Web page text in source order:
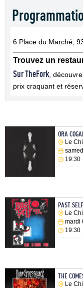
6 Place du Marché,
Trouvez un
Sur TheFork ,
prix craquant et
ORA
Le
19:30
PAST SELF
Le
mardi
19:30
THE
Le